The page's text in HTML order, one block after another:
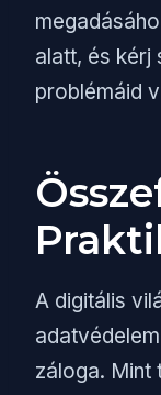
alatt, és kérj
problémáid
A digitális
záloga. Mint